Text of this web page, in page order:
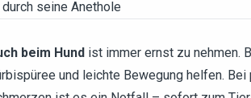
seine Anethole
beim Hund ist immer ernst zu nehmen.
und leichte Bewegung helfen.